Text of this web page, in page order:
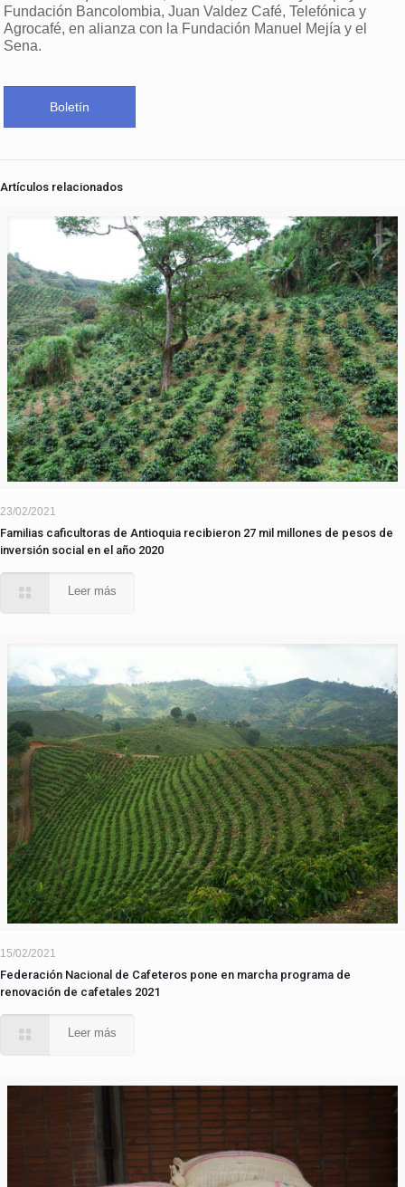
Fundación Bancolombia, Juan Valdez Café, Telefónica y
Agrocafé, en alianza con la Fundación Manuel Mejía y el
Sena.
Boletín
Artículos relacionados
23/02/2021
Familias caficultoras de Antioquia recibieron 27 mil millones de pesos de
inversión social en el año 2020
Leer más
15/02/2021
Federación Nacional de Cafeteros pone en marcha programa de
renovación de cafetales 2021
Leer más